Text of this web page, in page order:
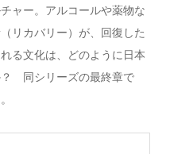
ャー。アルコールや薬物な
リカバリー）が、回復した
る文化は、どのように日本
？ 同シリーズの最終章で